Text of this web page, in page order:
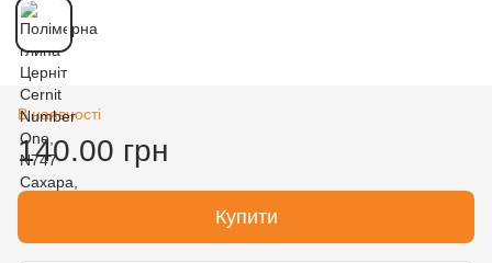
В наявності
140.00 грн
Купити